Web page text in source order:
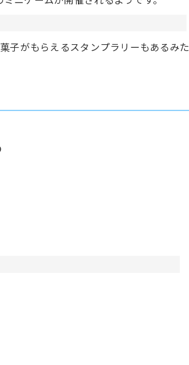
子がもらえるスタンプラリーもあるみた